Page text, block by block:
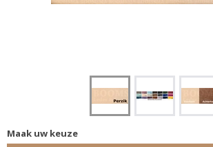
Maak uw keuze